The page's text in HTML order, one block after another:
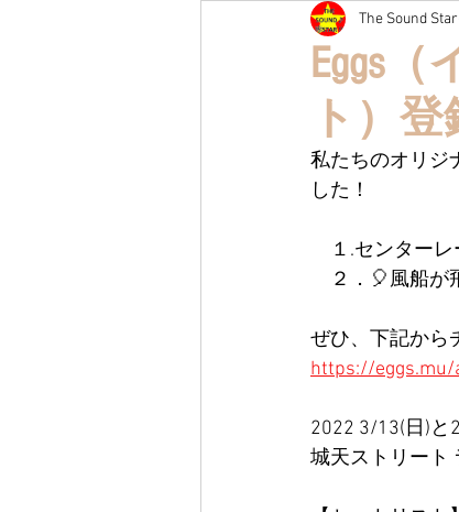
Eggs
ト）登
The Sound Star
私たちのオリジ
した！
１.センターレ
２．🎈風船が
ぜひ、下記から
https://eggs.mu/
2022 3/13(日)と
城天ストリート